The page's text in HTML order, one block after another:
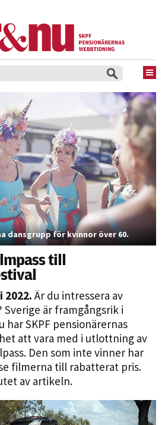
dansgrupp för kvinnor över 60.
till
2022. Är du intressera av
är framgångsrik i
har SKPF pensionärernas
att vara med i utlottning av
Den som inte vinner har
filmerna till rabatterat pris.
av artikeln.
Nödvändiga
Dessa kakor
går inte att